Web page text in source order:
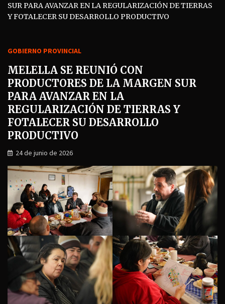
SUR PARA AVANZAR EN LA REGULARIZACIÓN DE TIERRAS
Y FOTALECER SU DESARROLLO PRODUCTIVO
GOBIERNO PROVINCIAL
MELELLA SE REUNIÓ CON
PRODUCTORES DE LA MARGEN SUR
PARA AVANZAR EN LA
REGULARIZACIÓN DE TIERRAS Y
FOTALECER SU DESARROLLO
PRODUCTIVO
24 de junio de 2026